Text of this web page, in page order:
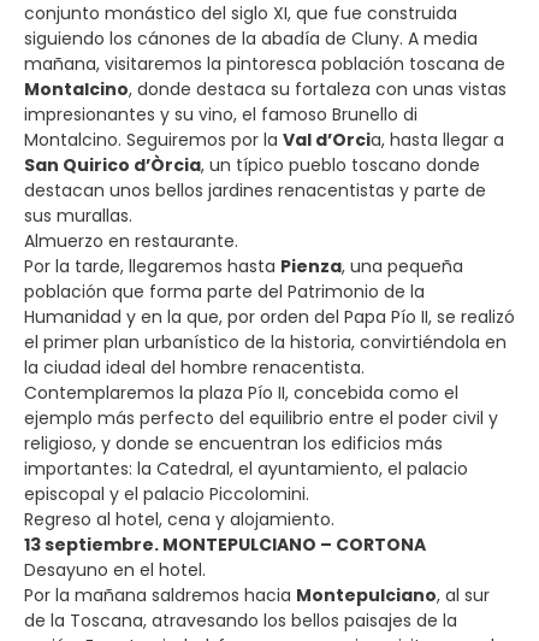
conjunto monástico del siglo XI, que fue construida
siguiendo los cánones de la abadía de Cluny. A media
mañana, visitaremos la pintoresca población toscana de
Montalcino, donde destaca su fortaleza con unas vistas
impresionantes y su vino, el famoso Brunello di
Montalcino. Seguiremos por la Val d’Orcia, hasta llegar a
San Quirico d’Òrcia, un típico pueblo toscano donde
destacan unos bellos jardines renacentistas y parte de
sus murallas.
Almuerzo en restaurante.
Por la tarde, llegaremos hasta Pienza, una pequeña
población que forma parte del Patrimonio de la
Humanidad y en la que, por orden del Papa Pío II, se realizó
el primer plan urbanístico de la historia, convirtiéndola en
la ciudad ideal del hombre renacentista.
Contemplaremos la plaza Pío II, concebida como el
ejemplo más perfecto del equilibrio entre el poder civil y
religioso, y donde se encuentran los edificios más
importantes: la Catedral, el ayuntamiento, el palacio
episcopal y el palacio Piccolomini.
Regreso al hotel, cena y alojamiento.
13 septiembre. MONTEPULCIANO – CORTONA
Desayuno en el hotel.
Por la mañana saldremos hacia Montepulciano, al sur
de la Toscana, atravesando los bellos paisajes de la